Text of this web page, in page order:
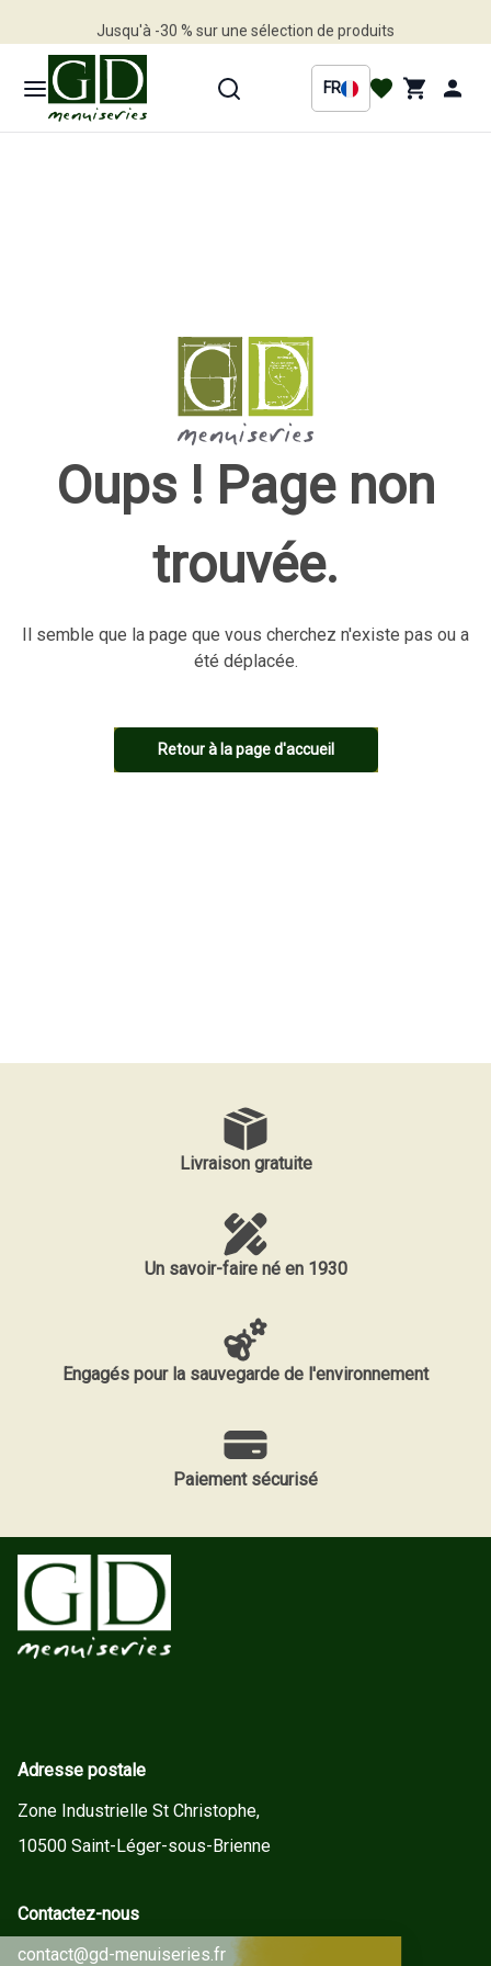
Jusqu'à -30 % sur une sélection de produits
FR
Oups ! Page non
trouvée.
Il semble que la page que vous cherchez n'existe pas ou a
été déplacée.
Retour à la page d'accueil
Livraison gratuite
Un savoir-faire né en 1930
Engagés pour la sauvegarde de l'environnement
Paiement sécurisé
Adresse postale
Zone Industrielle St Christophe,
10500 Saint-Léger-sous-Brienne
Contactez-nous
contact@gd-menuiseries.fr